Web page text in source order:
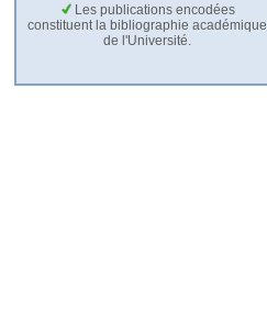
Les publications encodées
constituent la bibliographie académique
de l'Université.